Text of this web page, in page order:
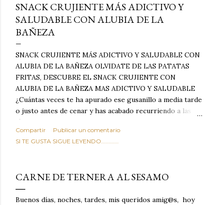
SNACK CRUJIENTE MÁS ADICTIVO Y
SALUDABLE CON ALUBIA DE LA
BAÑEZA
SNACK CRUJIENTE MÁS ADICTIVO Y SALUDABLE CON
ALUBIA DE LA BAÑEZA OLVIDATE DE LAS PATATAS
FRITAS, DESCUBRE EL SNACK CRUJIENTE CON
ALUBIA DE LA BAÑEZA MAS ADICTIVO Y SALUDABLE
¿Cuántas veces te ha apurado ese gusanillo a media tarde
o justo antes de cenar y has acabado recurriendo a las
típicas patatas de bolsa, frutos secos fritos o snacks
ultraprocesados llenos de grasas saturadas y sodio?
Todos hemos estado ahí. Sin embargo, cuidarse no tiene
satisface. Estas alubias crujientes al horno van a cambiar
por completo tu forma de ver las legumbres. Olvídate de
asociar las alubias únicamente a los guisos tradicionales y
Compartir
Publicar un comentario
SI TE GUSTA SIGUE LEYENDO............
CARNE DE TERNERA AL SESAMO
Buenos días, noches, tardes, mis queridos amig@s, hoy